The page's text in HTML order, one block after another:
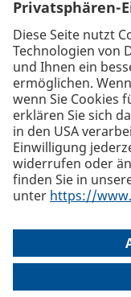
Die
+43 1 58910-0
Standorte
Internationaler